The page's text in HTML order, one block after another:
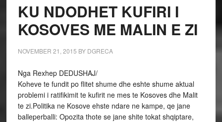
KU NDODHET KUFIRI I
KOSOVES ME MALIN E ZI
NOVEMBER 21, 2015 BY DGRECA
Nga Rexhep DEDUSHAJ/
Koheve te fundit po flitet shume dhe eshte shume aktual
problemi i ratifikimit te kufirit ne mes te Kosoves dhe Malit
te zi.Politika ne Kosove ehste ndare ne kampe, qe jane
balleperballi: Opozita thote se jane shite tokat shqiptare,